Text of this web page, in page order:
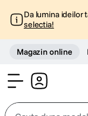
Da lumina ideilor
selectia!
Magazin online
Cauta dupa model,